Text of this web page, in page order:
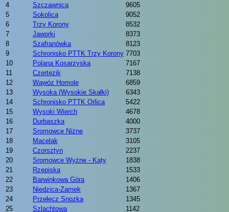
4
Szczawnica
9605
5
Sokolica
9052
6
Trzy Korony
8532
7
Jaworki
8373
8
Szafranówka
8123
9
Schronisko PTTK Trzy Korony 7703
10
Polana Kosarzyska
7167
11
Czertezik
7138
12
Wąwóz Homole
6859
13
Wysoka (Wysokie Skałki)
6343
14
Schronisko PTTK Orlica
5422
15
Wysoki Wierch
4678
16
Durbaszka
4000
17
Sromowce Niżne
3737
18
Macelak
3105
19
Czorsztyn
2237
20
Sromowce Wyżne - Kąty
1838
21
Rzepiska
1533
22
Barwinkowa Góra
1406
23
Niedzica-Zamek
1367
24
Przełęcz Snozka
1345
25
Szlachtowa 1142